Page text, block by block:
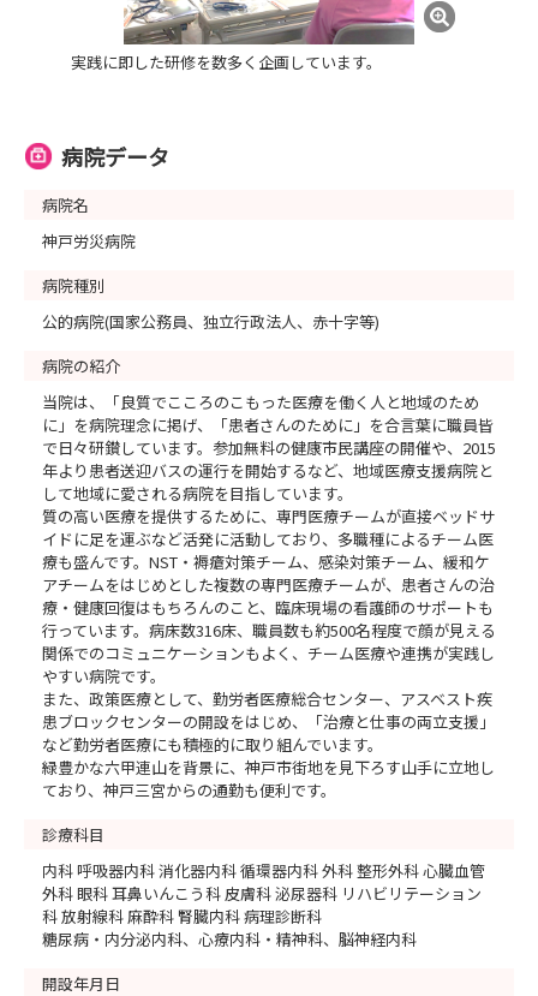
実践に即した研修を数多く企画しています。
病院データ
病院名
神戸労災病院
病院種別
公的病院(国家公務員、独立行政法人、赤十字等)
病院の紹介
当院は、「良質でこころのこもった医療を働く人と地域のため
に」を病院理念に掲げ、「患者さんのために」を合言葉に職員皆
で日々研鑚しています。参加無料の健康市民講座の開催や、2015
年より患者送迎バスの運行を開始するなど、地域医療支援病院と
して地域に愛される病院を目指しています。
質の高い医療を提供するために、専門医療チームが直接ベッドサ
イドに足を運ぶなど活発に活動しており、多職種によるチーム医
療も盛んです。NST・褥瘡対策チーム、感染対策チーム、緩和ケ
アチームをはじめとした複数の専門医療チームが、患者さんの治
療・健康回復はもちろんのこと、臨床現場の看護師のサポートも
行っています。病床数316床、職員数も約500名程度で顔が見える
関係でのコミュニケーションもよく、チーム医療や連携が実践し
やすい病院です。
また、政策医療として、勤労者医療総合センター、アスベスト疾
患ブロックセンターの開設をはじめ、「治療と仕事の両立支援」
など勤労者医療にも積極的に取り組んでいます。
緑豊かな六甲連山を背景に、神戸市街地を見下ろす山手に立地し
ており、神戸三宮からの通勤も便利です。
診療科目
内科 呼吸器内科 消化器内科 循環器内科 外科 整形外科 心臓血管
外科 眼科 耳鼻いんこう科 皮膚科 泌尿器科 リハビリテーション
科 放射線科 麻酔科 腎臓内科 病理診断科
糖尿病・内分泌内科、心療内科・精神科、脳神経内科
開設年月日